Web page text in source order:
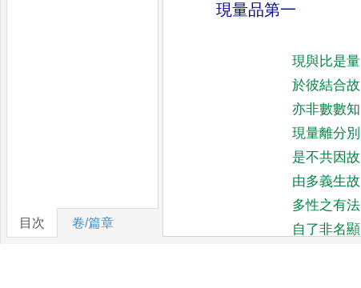
目次 卷/篇章
現量品第一
現與比是量
於彼結合故
亦非數數知
現量離分別
是不共因故
由多義生故
多性之有法
自了非名顯